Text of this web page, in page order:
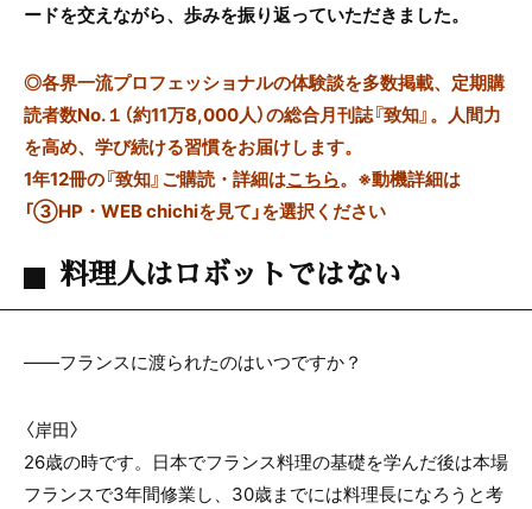
ードを交えながら、歩みを振り返っていただきました。
◎各界一流プロフェッショナルの体験談を多数掲載、定期購
読者数No.１（約11万8,000人）の総合月刊誌『致知』。人間力
を高め、学び続ける習慣をお届けします。
1年12冊の『致知』ご購読・詳細はこちら。 ※動機詳細は
「③HP・WEB chichiを見て」を選択ください
料理人はロボットではない
――フランスに渡られたのはいつですか？
〈岸田〉
26歳の時です。日本でフランス料理の基礎を学んだ後は本場
フランスで3年間修業し、30歳までには料理長になろうと考